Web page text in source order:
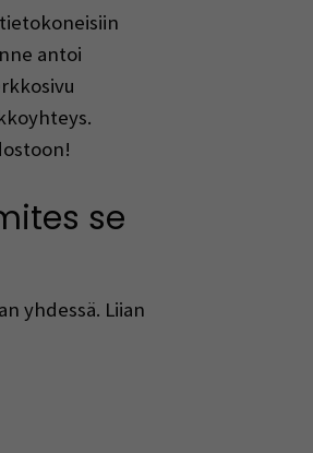
antoi
se
yhdessä. Liian